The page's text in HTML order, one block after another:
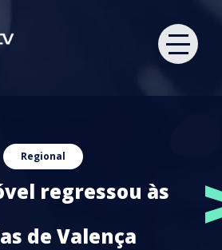
Regional
regressou às
de Valença